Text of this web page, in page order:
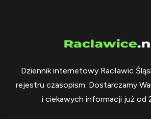
Dziennik internetowy Racławic
rejestru czasopism. Dostarczamy
i ciekawych informacji już od